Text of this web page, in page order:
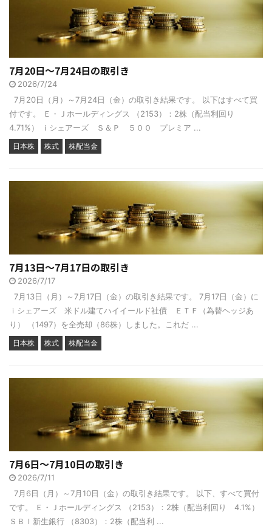
7月20日～7月24日の取引き
2026/7/24
7月20日（月）～7月24日（金）の取引き結果です。 以下はすべて買
付です。 Ｅ・Ｊホールディングス （2153）：2株（配当利回り
4.71%） ｉシェアーズ Ｓ＆Ｐ ５００ プレミア ...
日本株 株式 株配当金
7月13日～7月17日の取引き
2026/7/17
7月13日（月）～7月17日（金）の取引き結果です。 7月17日（金）に
ｉシェアーズ 米ドル建てハイイールド社債 ＥＴＦ（為替ヘッジあ
り） （1497）を全売却（86株）しました。これだ ...
日本株 株式 株配当金
7月6日～7月10日の取引き
2026/7/11
7月6日（月）～7月10日（金）の取引き結果です。 以下、すべて買付
です。 Ｅ・Ｊホールディングス （2153）：2株（配当利回り 4.1%）
ＳＢＩ新生銀行 （8303）：2株（配当利 ...